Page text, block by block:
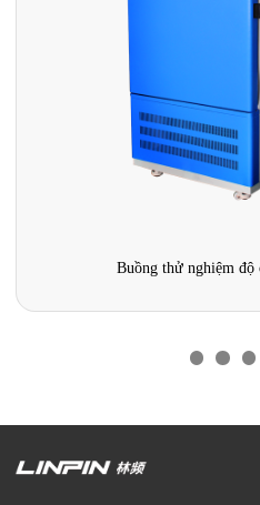
Buồng thử nghiệm nhiệt độ